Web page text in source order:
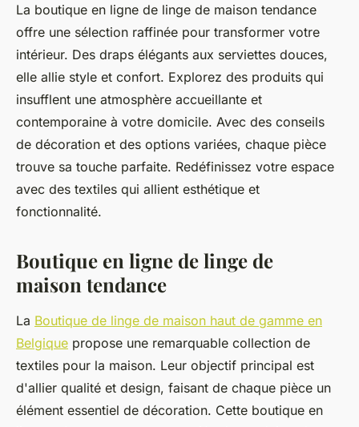
La boutique en ligne de linge de maison tendance
offre une sélection raffinée pour transformer votre
intérieur. Des draps élégants aux serviettes douces,
elle allie style et confort. Explorez des produits qui
insufflent une atmosphère accueillante et
contemporaine à votre domicile. Avec des conseils
de décoration et des options variées, chaque pièce
trouve sa touche parfaite. Redéfinissez votre espace
avec des textiles qui allient esthétique et
fonctionnalité.
Boutique en ligne de linge de
maison tendance
La Boutique de linge de maison haut de gamme en
Belgique propose une remarquable collection de
textiles pour la maison. Leur objectif principal est
d'allier qualité et design, faisant de chaque pièce un
élément essentiel de décoration. Cette boutique en